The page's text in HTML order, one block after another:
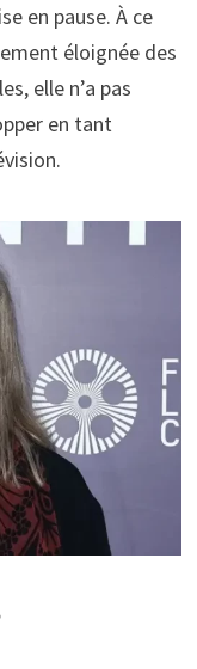
en pause. À ce
éloignée des
elle n’a pas
en tant